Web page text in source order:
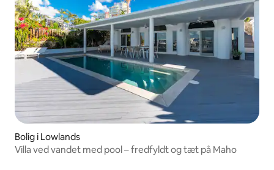
Bolig i Lowlands
Villa ved vandet med pool – fredfyldt og tæt på Maho